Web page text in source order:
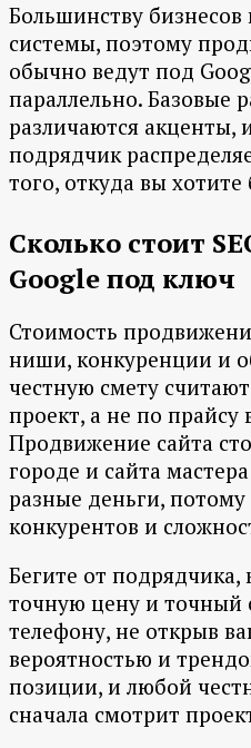
Большинству
системы, поэтому
обычно ведут под
параллельно. Базовые
различаются акценты,
подрядчик
того, откуда вы
Сколько стоит
Google под ключ
Стоимость
ниши, конкуренции и
честную смету
проект, а не по прайсу
Продвижение сайта
городе и сайта
разные деньги, потому
конкурентов и
Бегите от подрядчика,
точную цену и точный
телефону, не открыв
вероятностью и
позиции, и любой
сначала смотрит